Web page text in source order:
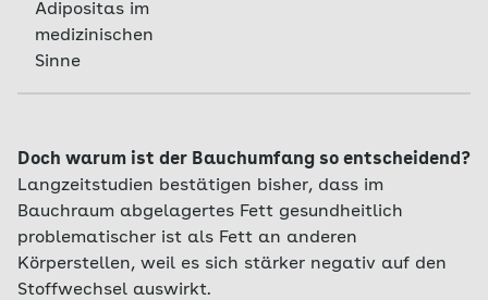
Adipositas im
medizinischen
Sinne
Doch warum ist der Bauchumfang so entscheidend?
Langzeitstudien bestätigen bisher, dass im
Bauchraum abgelagertes Fett gesundheitlich
problematischer ist als Fett an anderen
Körperstellen, weil es sich stärker negativ auf den
Stoffwechsel auswirkt.